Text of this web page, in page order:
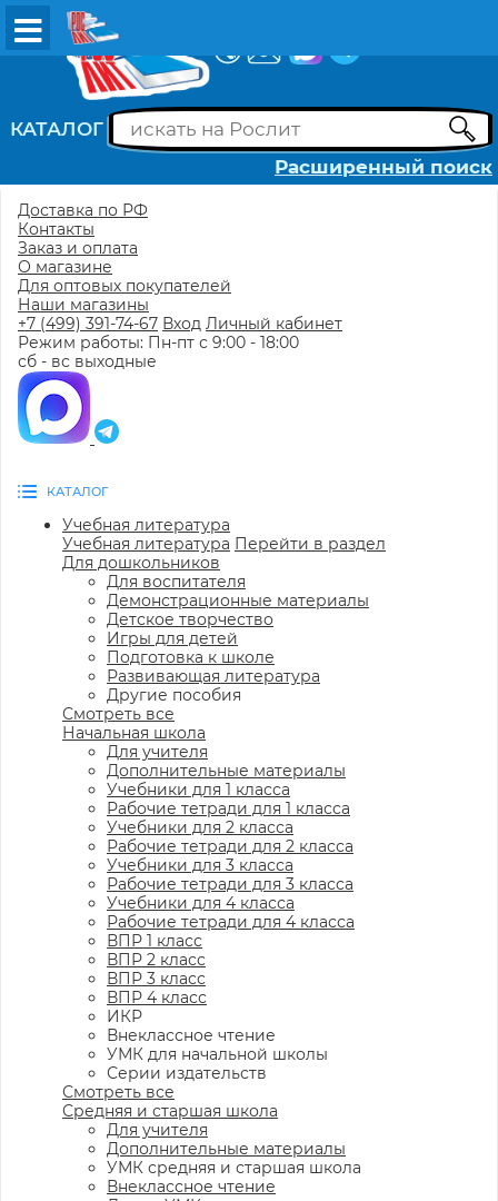
КАТАЛОГ
Расширенный поиск
Доставка по РФ
Контакты
Заказ и оплата
О магазине
Для оптовых покупателей
Наши магазины
+7 (499) 391-74-67 Вход Личный кабинет
Режим работы: Пн-пт с 9:00 - 18:00
сб - вс выходные
КАТАЛОГ
Учебная литература
Учебная литература Перейти в раздел
Для дошкольников
Для воспитателя
Демонстрационные материалы
Детское творчество
Игры для детей
Подготовка к школе
Развивающая литература
Другие пособия
Смотреть все
Начальная школа
Для учителя
Дополнительные материалы
Учебники для 1 класса
Рабочие тетради для 1 класса
Учебники для 2 класса
Рабочие тетради для 2 класса
Учебники для 3 класса
Рабочие тетради для 3 класса
Учебники для 4 класса
Рабочие тетради для 4 класса
ВПР 1 класс
ВПР 2 класс
ВПР 3 класс
ВПР 4 класс
ИКР
Внеклассное чтение
УМК для начальной школы
Серии издательств
Смотреть все
Средняя и старшая школа
Для учителя
Дополнительные материалы
УМК средняя и старшая школа
Внеклассное чтение